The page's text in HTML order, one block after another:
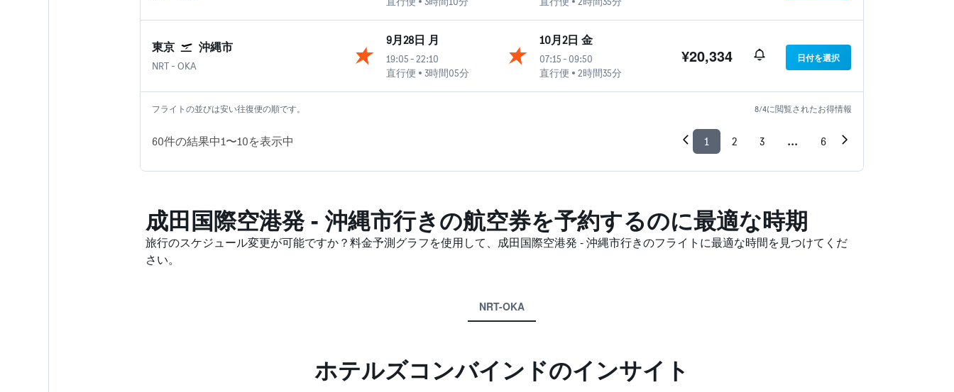
東京 沖縄市
NRT 東京 成田国際空港
- OKA
9月28日 月
19:05 - 22:10
直行便
3時間05分
10月2日 金
07:15- 09:50
直行便
2時間35分
¥20,334 日付を選択
フライトの並びは安い往復便の順です。 8/4​に閲覧されたお得情報
60​件の結果中1​〜10​を表示中 1 2 3 ... 6
成田国際空港発 - 沖縄市​行きの航空券を予約するのに最適な時期
旅行のスケジュール変更が可能ですか？料金予測グラフを使用して、成田国際空港発 - 沖縄市​行きのフライトに最適な時間を見つけてくだ
さい。
NRT-OKA
ホテルズコンバインド​のインサイト